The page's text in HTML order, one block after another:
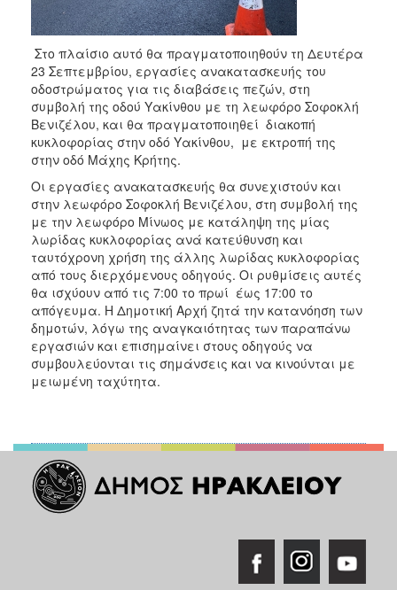
2011
2010
2006
ΤΟΠΟΣ
ΠΟΛΙΤΙΣΜΟΣ
ΑΝΘΕΚΤΙΚΗ
ΠΟΛΗ
Στο πλαίσιο αυτό θα πραγματοποιηθούν τη Δευτέρα
23 Σεπτεμβρίου, εργασίες ανακατασκευής του
οδοστρώματος για τις διαβάσεις πεζών, στη
συμβολή της οδού Υακίνθου με τη λεωφόρο Σοφοκλή
Βενιζέλου, και θα πραγματοποιηθεί διακοπή
κυκλοφορίας στην οδό Υακίνθου, με εκτροπή της
στην οδό Μάχης Κρήτης.
Οι εργασίες ανακατασκευής θα συνεχιστούν και
στην λεωφόρο Σοφοκλή Βενιζέλου, στη συμβολή της
με την λεωφόρο Μίνωος με κατάληψη της μίας
λωρίδας κυκλοφορίας ανά κατεύθυνση και
ταυτόχρονη χρήση της άλλης λωρίδας κυκλοφορίας
από τους διερχόμενους οδηγούς. Οι ρυθμίσεις αυτές
θα ισχύουν από τις 7:00 το πρωί έως 17:00 το
απόγευμα. Η Δημοτική Αρχή ζητά την κατανόηση των
δημοτών, λόγω της αναγκαιότητας των παραπάνω
εργασιών και επισημαίνει στους οδηγούς να
συμβουλεύονται τις σημάνσεις και να κινούνται με
μειωμένη ταχύτητα.